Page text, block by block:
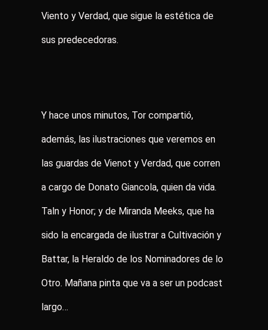
Viento y Verdad, que sigue la estética de
sus predecedoras.
Y hace unos minutos, Tor compartió,
además, las ilustraciones que veremos en
las guardas de Vienot y Verdad, que corren
a cargo de Donato Giancola, quien da vida.
Taln y Honor; y de Miranda Meeks, que ha
sido la encargada de ilustrar a Cultivación y
Battar, la Heraldo de los Nominadores de lo
Otro. Mañana pinta que va a ser un podcast
largo…